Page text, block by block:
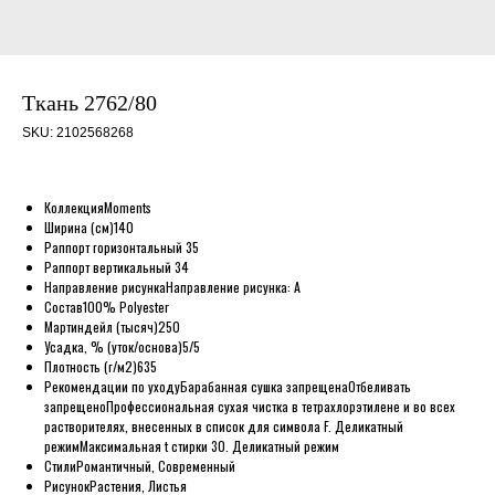
Ткань 2762/80
SKU: 2102568268
КоллекцияMoments
Ширина (см)140
Раппорт горизонтальный 35
Раппорт вертикальный 34
Направление рисункаНаправление рисунка: A
Состав100% Polyester
Мартиндейл (тысяч)250
Усадка, % (уток/основа)5/5
Плотность (г/м2)635
Рекомендации по уходуБарабанная сушка запрещенаОтбеливать
запрещеноПрофессиональная сухая чистка в тетрахлорэтилене и во всех
растворителях, внесенных в список для символа F. Деликатный
режимМаксимальная t стирки 30. Деликатный режим
СтилиРомантичный, Современный
РисунокРастения, Листья